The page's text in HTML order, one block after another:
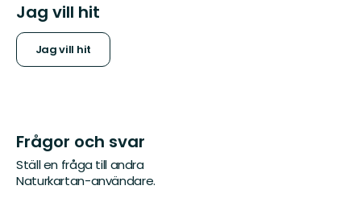
Jag vill hit
Jag vill hit
Frågor och svar
Ställ en fråga till andra
Naturkartan-användare.